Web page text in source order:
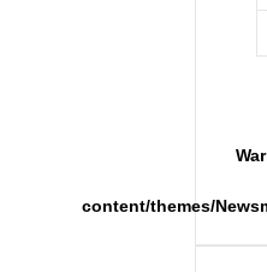
content/themes/